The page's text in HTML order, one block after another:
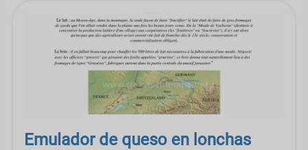
Emulador de queso en lonchas